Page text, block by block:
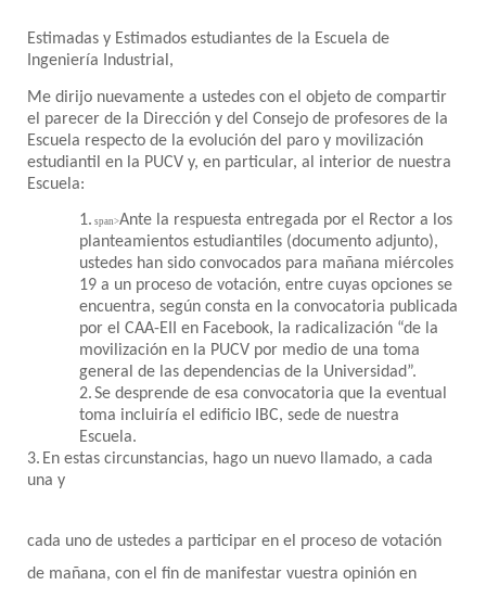
Estimadas y Estimados estudiantes de la Escuela de
Ingeniería Industrial,
Me dirijo nuevamente a ustedes con el objeto de compartir
el parecer de la Dirección y del Consejo de profesores de la
Escuela respecto de la evolución del paro y movilización
estudiantil en la PUCV y, en particular, al interior de nuestra
Escuela:
1. span>Ante la respuesta entregada por el Rector a los
planteamientos estudiantiles (documento adjunto),
ustedes han sido convocados para mañana miércoles
19 a un proceso de votación, entre cuyas opciones se
encuentra, según consta en la convocatoria publicada
por el CAA-EII en Facebook, la radicalización “de la
movilización en la PUCV por medio de una toma
general de las dependencias de la Universidad”.
2.Se desprende de esa convocatoria que la eventual
toma incluiría el edificio IBC, sede de nuestra
Escuela.
3. En estas circunstancias, hago un nuevo llamado, a cada
una y
cada uno de ustedes a participar en el proceso de votación
de mañana, con el fin de manifestar vuestra opinión en